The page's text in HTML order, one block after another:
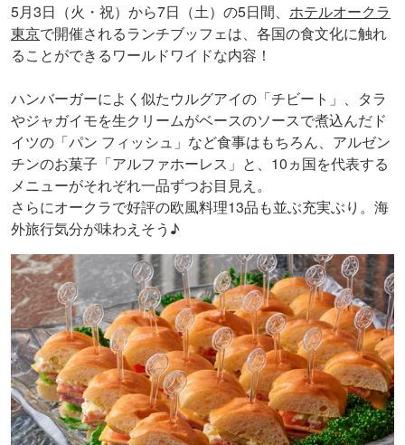
5月3日（火・祝）から7日（土）の5日間、 ホテルオークラ
東京で開催されるランチブッフェは、各国の食文化に触れ
ることができるワールドワイドな内容！
ハンバーガーによく似たウルグアイの「チビート」、タラ
やジャガイモを生クリームがベースのソースで煮込んだド
イツの「パン フィッシュ」など食事はもちろん、アルゼン
チンのお菓子「アルファホーレス」と、10ヵ国を代表する
メニューがそれぞれ一品ずつお目見え。
さらにオークラで好評の欧風料理13品も並ぶ充実ぶり。海
外旅行気分が味わえそう♪